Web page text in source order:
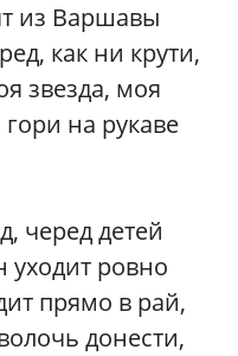
из Варшавы
как ни крути,
звезда, моя
на рукаве
черед детей
уходит ровно
прямо в рай,
донести,